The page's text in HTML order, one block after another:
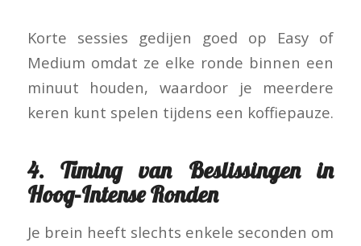
Korte sessies gedijen goed op Easy of
Medium omdat ze elke ronde binnen een
minuut houden, waardoor je meerdere
keren kunt spelen tijdens een koffiepauze.
4. Timing van Beslissingen in
Hoog‑Intense Ronden
Je brein heeft slechts enkele seconden om